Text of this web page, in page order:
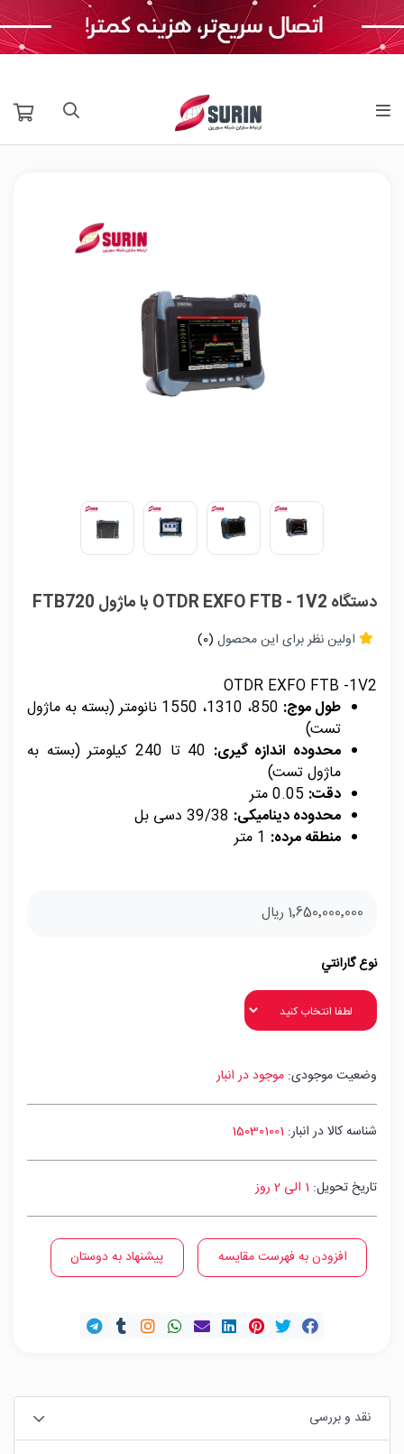
دستگاه OTDR EXFO FTB - 1V2 با ماژول FTB720
اولین نظر برای این محصول (0)
OTDR EXFO FTB -1V2
طول موج:
850، 1310، 1550 نانومتر (بسته به ماژول
تست)
محدوده اندازه گیری:
40 تا 240 کیلومتر (بسته به
ماژول تست)
دقت:
محدوده دینامیکی:
منطقه مرده:
1٬650٬000٬000 ریال
نوع گارانتي
وضعیت موجودی: موجود در انبار
شناسه کالا در انبار: 150301001
تاریخ تحویل: 1 الی 2 روز
افزودن به فهرست مقایسه پیشنهاد به دوستان
نقد و بررسی